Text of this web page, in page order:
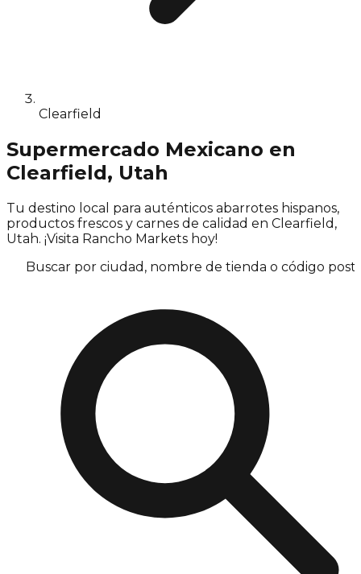
Clearfield
Supermercado Mexicano en
Clearfield, Utah
Tu destino local para auténticos abarrotes hispanos,
productos frescos y carnes de calidad en Clearfield,
Utah. ¡Visita Rancho Markets hoy!
Buscar por ciudad, nombre de tienda o código